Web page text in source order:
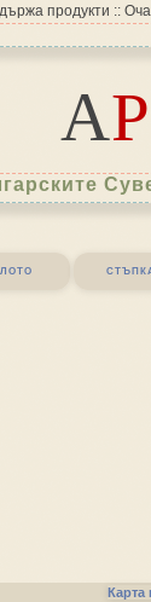
продукти ::
АР
Карта